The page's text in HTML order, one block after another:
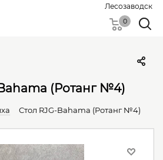
Лесозаводск
0
(Ротанг №4)
Стол RJG-Bahama (Ротанг №4)